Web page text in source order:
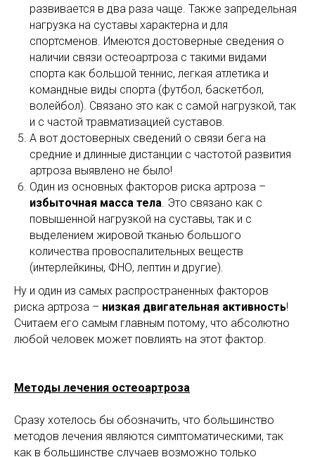
развивается в два раза чаще. Также запредельная
нагрузка на суставы характерна и для
спортсменов. Имеются достоверные сведения о
наличии связи остеоартроза с такими видами
спорта как большой теннис, легкая атлетика и
командные виды спорта (футбол, баскетбол,
волейбол). Связано это как с самой нагрузкой, так
и с частой травматизацией суставов.
А вот достоверных сведений о связи бега на
средние и длинные дистанции с частотой развития
артроза выявлено не было!
Один из основных факторов риска артроза –
избыточная масса тела. Это связано как с
повышенной нагрузкой на суставы, так и с
выделением жировой тканью большого
количества провоспалительных веществ
(интерлейкины, ФНО, лептин и другие).
Ну и один из самых распространенных факторов
риска артроза – низкая двигательная активность!
Считаем его самым главным потому, что абсолютно
любой человек может повлиять на этот фактор.
Методы лечения остеоартроза
Сразу хотелось бы обозначить, что большинство
методов лечения являются симптоматическими, так
как в большинстве случаев возможно только